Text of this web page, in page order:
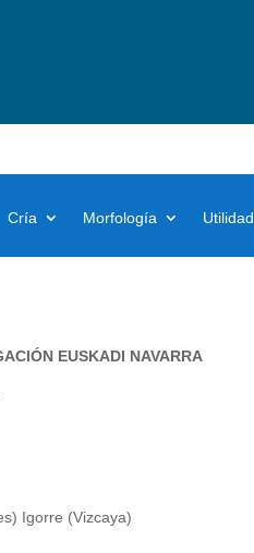
Cría Morfología Utilidad
EUSKADI NAVARRA
Igorre (Vizcaya)